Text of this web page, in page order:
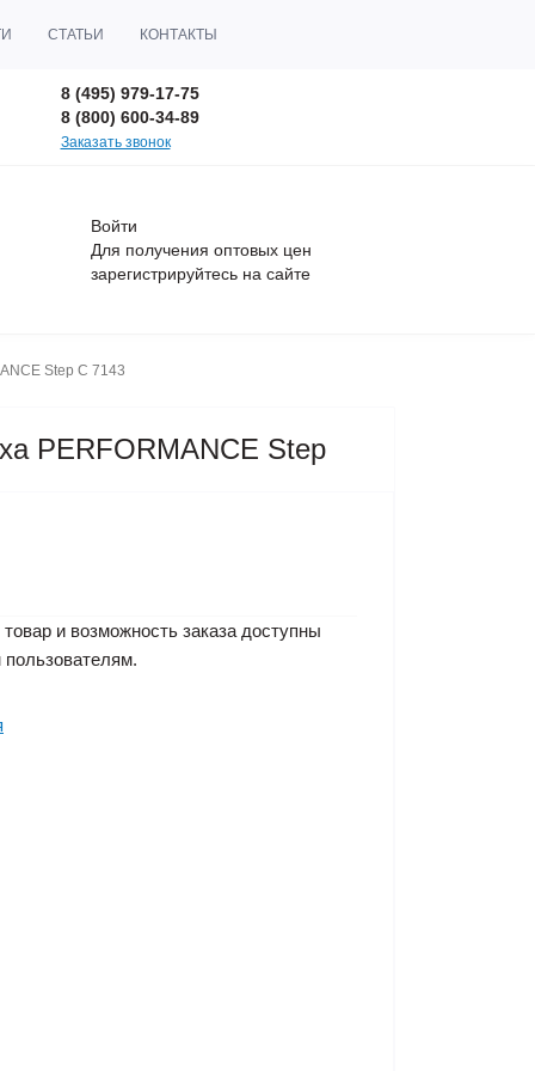
СТАТЬИ КОНТАКТЫ
8 (495) 979-17-75
8 (800) 600-34-89
Заказать звонок
Войти
Для получения оптовых цен
зарегистрируйтесь на сайте
Step C 7143
PERFORMANCE Step
и возможность заказа доступны
пользователям.